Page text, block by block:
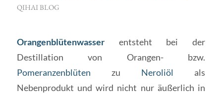
QIHAI BLOG
Orangenblütenwasserentsteht bei der
Destillation von Orangen- bzw.
Pomeranzenblüten zu Neroliöl als
Nebenprodukt und wird nicht nur äußerlich in